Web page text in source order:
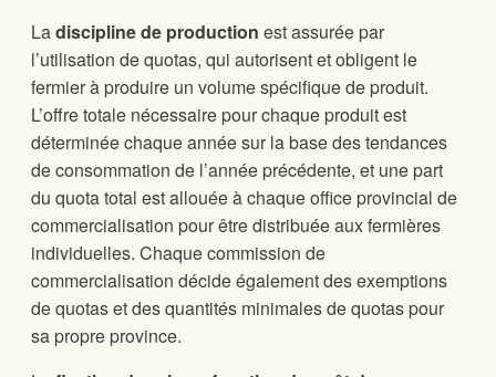
Ladiscipline de production est assurée par
l’utilisation de quotas, qui autorisent et obligent le
fermier à produire un volume spécifique de produit.
L’offre totale nécessaire pour chaque produit est
déterminée chaque année sur la base des tendances
de consommation de l’année précédente, et une part
du quota total est allouée à chaque office provincial de
commercialisation pour être distribuée aux fermières
individuelles. Chaque commission de
commercialisation décide également des exemptions
de quotas et des quantités minimales de quotas pour
sa propre province.